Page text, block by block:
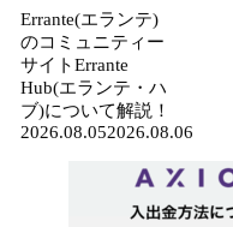
Errante(エランテ)
のコミュニティー
サイトErrante
Hub(エランテ・ハ
ブ)について解説！
2026.08.052026.08.06